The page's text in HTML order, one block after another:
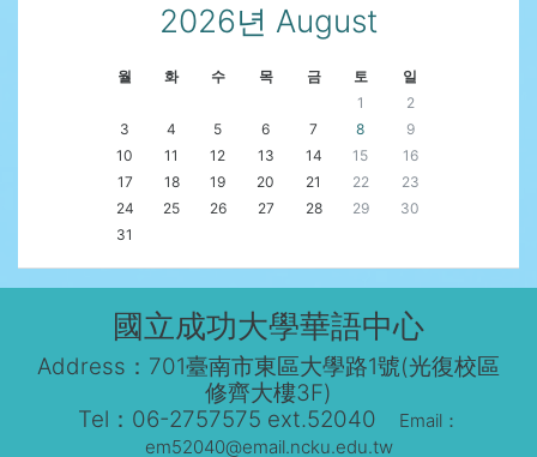
2026년 August
월 화 수 목 금 토
일
1
2
3
4 5 6 7 8
9
10
11 12 13 14 15
16
17
18 19 20 21 22
23
24
25 26 27 28 29
30
31
國立成功大學華語中心
Address：701臺南市東區大學路1號(光復校區
修齊大樓3F)
Tel：06-2757575 ext.52040
Email：
em52040@email.ncku.edu.tw